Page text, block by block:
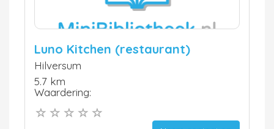
Luno Kitchen (restaurant)
Hilversum
5.7 km
Waardering: